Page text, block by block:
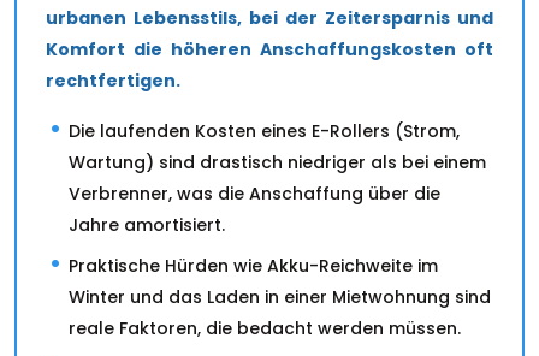
urbanen Lebensstils, bei der Zeitersparnis und
Komfort die höheren Anschaffungskosten oft
rechtfertigen.
Die laufenden Kosten eines E-Rollers (Strom,
Wartung) sind drastisch niedriger als bei einem
Verbrenner, was die Anschaffung über die
Jahre amortisiert.
Praktische Hürden wie Akku-Reichweite im
Winter und das Laden in einer Mietwohnung sind
reale Faktoren, die bedacht werden müssen.